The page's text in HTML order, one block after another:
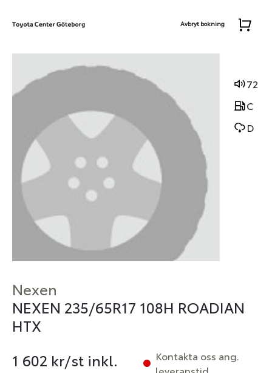
Avbryt bokning
72
C
D
Nexen
NEXEN 235/65R17 108H ROADIAN
HTX
1 602 kr/st inkl.
Kontakta oss ang.